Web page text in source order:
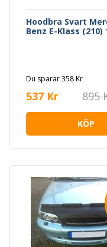
Hoodbra Svart
Benz E-Klass (210)
Du sparar 358 Kr
537 Kr 895
KÖP